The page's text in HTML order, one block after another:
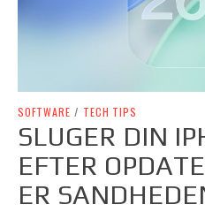
SOFTWARE / TECH TIPS
SLUGER DIN
EFTER
ER